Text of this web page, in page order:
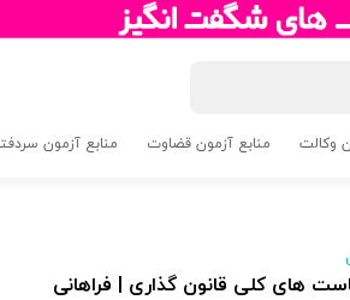
وکالت منابع آزمون قضاوت منابع آزمون سردفتری
های کلی قانون گذاری | فراهانی